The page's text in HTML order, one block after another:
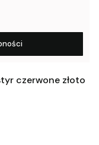
czerwone złoto